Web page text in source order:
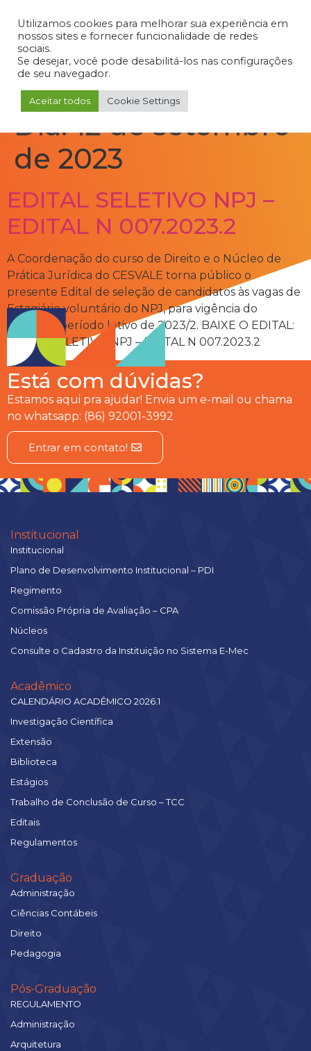
Admin Portal do Aluno Portal do Professor Portal do Coordenador
Dia:12 de setembro
de 2023
EDITAL SELETIVO NPJ –
EDITAL N 007.2023.2
A Coordenação do curso de Direito e o Núcleo de
Prática Jurídica do CESVALE torna público o
presente Edital de seleção de candidatos às vagas de
Estagiário voluntário do NPJ, para vigência do
segundo período letivo de 2023/2. BAIXE O EDITAL:
EDITAL SELETIVO NPJ – EDITAL N 007.2023.2
Está com dúvidas?
Estamos aqui pra ajudar! Envia um e-mail ou chama
no whatsapp: (86) 92001-3992
Entrar em contato!
Institucional
Institucional
Plano de Desenvolvimento Institucional – PDI
Regimento
Comissão Própria de Avaliação – CPA
Núcleos
Consulte o Cadastro da Instituição no Sistema E-Mec
Acadêmico
CALENDÁRIO ACADÊMICO 2026.1
Investigação Científica
Extensão
Biblioteca
Estágios
Trabalho de Conclusão de Curso – TCC
Editais
Regulamentos
Graduação
Administração
Ciências Contábeis
Direito
Pedagogia
Pós-Graduação
REGULAMENTO
Administração
Arquitetura
Utilizamos cookies para melhorar sua experiência em
nossos sites e fornecer funcionalidade de redes
sociais.
Se desejar, você pode desabilitá-los nas configurações
de seu navegador.
Aceitar todos Cookie Settings